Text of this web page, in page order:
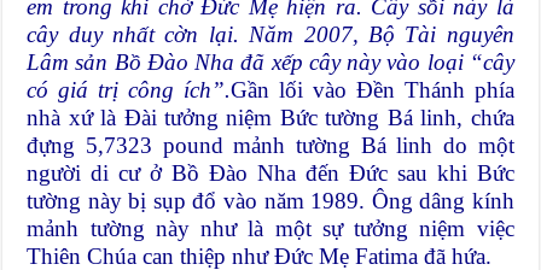
em trong khi chờ Đức Mẹ hiện ra. Cây sồi này là
cây duy nhất cờn lại. Năm 2007, Bộ Tài nguyên
Lâm sản Bồ Đào Nha đã xếp cây này vào loại “cây
có giá trị công ích”.Gần lối vào Đền Thánh phía
nhà xứ là Đài tưởng niệm Bức tường Bá linh, chứa
đựng 5,7323 pound mảnh tường Bá linh do một
người di cư ở Bồ Đào Nha đến Đức sau khi Bức
tường này bị sụp đổ vào năm 1989. Ông dâng kính
mảnh tường này như là một sự tưởng niệm việc
Thiên Chúa can thiệp như Đức Mẹ Fatima đã hứa.